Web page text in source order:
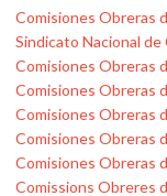
Comisiones Obreras
Sindicato Nacional
Comisiones Obreras
Comisiones Obreras
Comisiones Obreras
Comisiones Obreras
Comisiones Obreras
Comissions Obreres